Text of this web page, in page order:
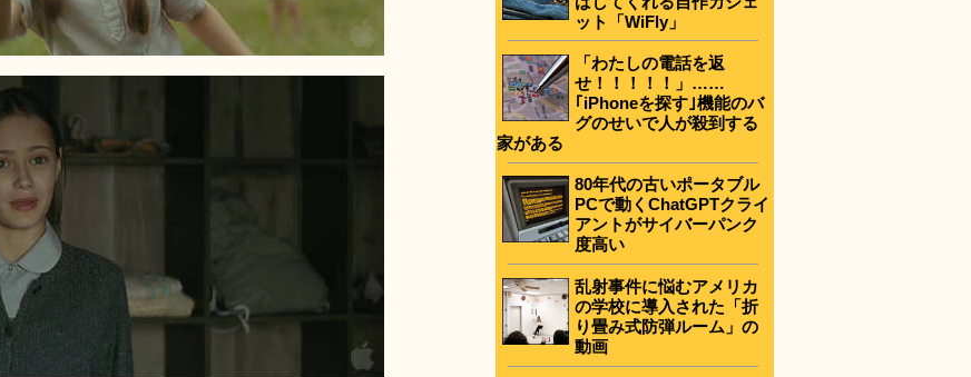
ット「WiFly」
「わたしの電話を返
せ！！！！！」……
｢iPhoneを探す｣機能のバ
グのせいで人が殺到する
家がある
80年代の古いポータブル
PCで動くChatGPTクライ
アントがサイバーパンク
度高い
乱射事件に悩むアメリカ
の学校に導入された「折
り畳み式防弾ルーム」の
動画